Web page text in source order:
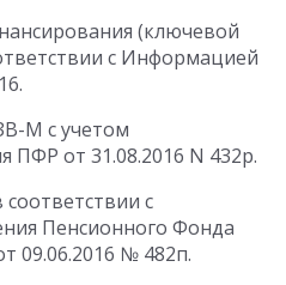
(ключевой
с Информацией
М с учетом
ПФР от 31.08.2016 N 432р.
с
Пенсионного Фонда
09.06.2016 № 482п.